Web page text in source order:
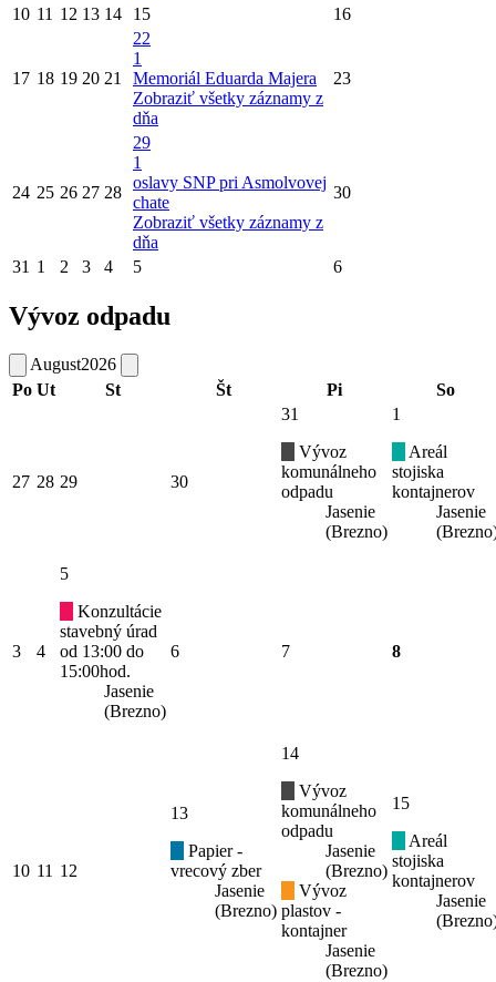
10 11 12 13 14 15 16
17 18 19 20 21
22
1
Memoriál Eduarda Majera
Zobraziť všetky záznamy z
dňa
23
24 25 26 27 28
29
1
oslavy SNP pri Asmolvovej
chate
Zobraziť všetky záznamy z
dňa
30
31 1 2 3 4 5 6
Vývoz odpadu
August2026
Po Ut St Št Pi So
27 28 29 30
31
Vývoz
komunálneho
odpadu
Jasenie
(Brezno)
1
Areál
stojiska
kontajnerov
Jasenie
3 4
5
Konzultácie
stavebný úrad
od 13:00 do
15:00hod.
Jasenie
(Brezno)
6 7 8
10 11 12
13
Papier -
vrecový zber
Jasenie
(Brezno)
14
Vývoz
komunálneho
odpadu
Jasenie
(Brezno)
Vývoz
plastov -
kontajner
Jasenie
(Brezno)
15
Areál
stojiska
kontajnerov
Jasenie